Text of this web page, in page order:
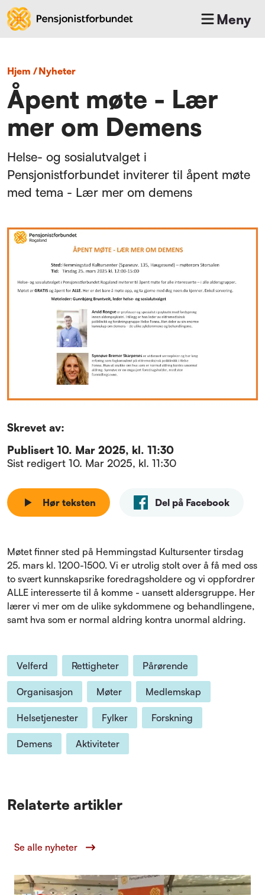
Meny
Hjem / nyheter
Åpent møte - Lær
mer om Demens
Helse- og sosialutvalget i
Pensjonistforbundet inviterer til åpent møte
med tema - Lær mer om demens
Skrevet av:
Publisert 10. Mar 2025, kl. 11:30
Sist redigert 10. Mar 2025, kl. 11:30
Hør teksten Del på Facebook
Møtet finner sted på Hemmingstad Kultursenter tirsdag
25. mars kl. 1200-1500. Vi er utrolig stolt over å få med oss
to svært kunnskapsrike foredragsholdere og vi oppfordrer
ALLE interesserte til å komme - uansett aldersgruppe. Her
lærer vi mer om de ulike sykdommene og behandlingene,
samt hva som er normal aldring kontra unormal aldring.
Velferd Rettigheter Pårørende
Organisasjon Møter Medlemskap
Helsetjenester Fylker Forskning
Demens Aktiviteter
Relaterte artikler
Se alle nyheter